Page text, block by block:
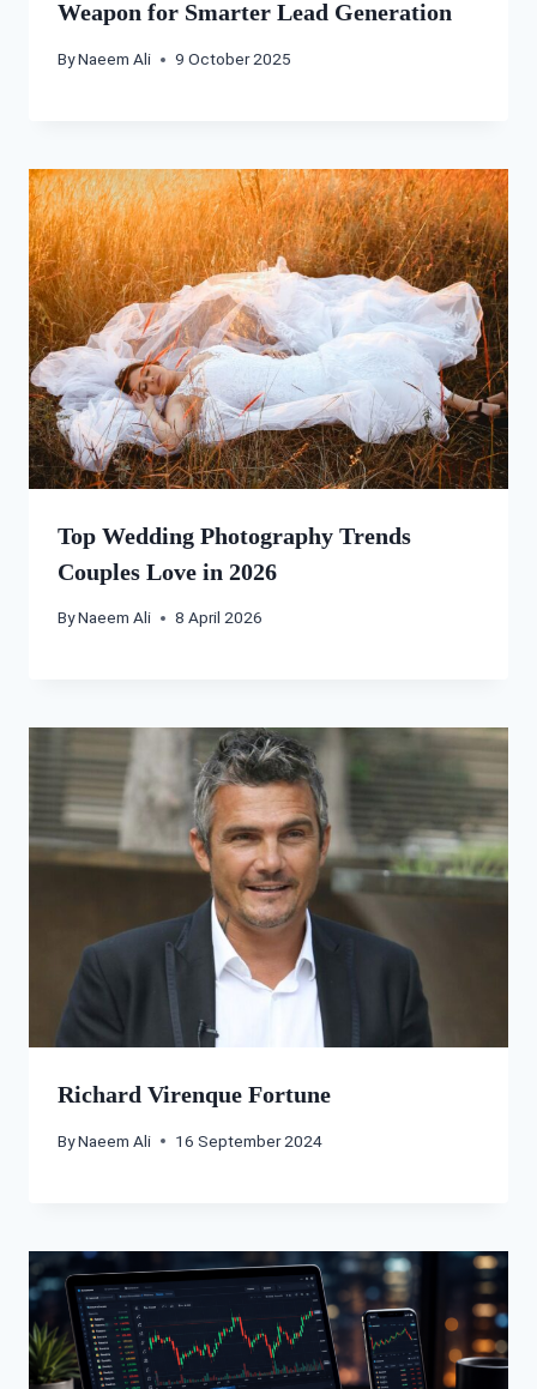
Weapon for Smarter Lead Generation
ByNaeem Ali 9 October 2025
Top Wedding Photography Trends
Couples Love in 2026
ByNaeem Ali 8 April 2026
Richard Virenque Fortune
ByNaeem Ali 16 September 2024